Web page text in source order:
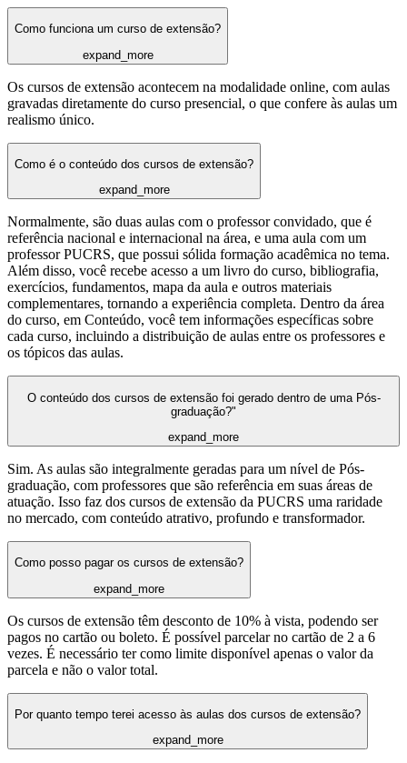
Como funciona um curso de extensão?
expand_more
Os cursos de extensão acontecem na modalidade online, com aulas
gravadas diretamente do curso presencial, o que confere às aulas um
realismo único.
Como é o conteúdo dos cursos de extensão?
expand_more
Normalmente, são duas aulas com o professor convidado, que é
referência nacional e internacional na área, e uma aula com um
professor PUCRS, que possui sólida formação acadêmica no tema.
Além disso, você recebe acesso a um livro do curso, bibliografia,
exercícios, fundamentos, mapa da aula e outros materiais
complementares, tornando a experiência completa. Dentro da área
do curso, em Conteúdo, você tem informações específicas sobre
cada curso, incluindo a distribuição de aulas entre os professores e
os tópicos das aulas.
O conteúdo dos cursos de extensão foi gerado dentro de uma Pós-
graduação?"
expand_more
Sim. As aulas são integralmente geradas para um nível de Pós-
graduação, com professores que são referência em suas áreas de
atuação. Isso faz dos cursos de extensão da PUCRS uma raridade
no mercado, com conteúdo atrativo, profundo e transformador.
Como posso pagar os cursos de extensão?
expand_more
Os cursos de extensão têm desconto de 10% à vista, podendo ser
pagos no cartão ou boleto. É possível parcelar no cartão de 2 a 6
vezes. É necessário ter como limite disponível apenas o valor da
parcela e não o valor total.
Por quanto tempo terei acesso às aulas dos cursos de extensão?
expand_more